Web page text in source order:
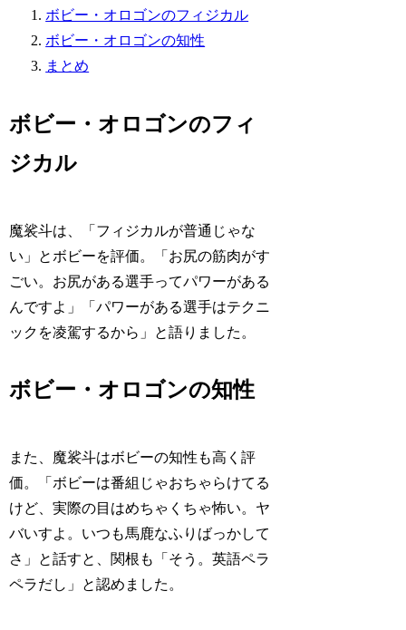
ボビー・オロゴンのフィジカル
ボビー・オロゴンの知性
まとめ
ボビー・オロゴンのフィ
ジカル
魔裟斗は、「フィジカルが普通じゃな
い」とボビーを評価。「お尻の筋肉がす
ごい。お尻がある選手ってパワーがある
んですよ」「パワーがある選手はテクニ
ックを凌駕するから」と語りました。
ボビー・オロゴンの知性
また、魔裟斗はボビーの知性も高く評
価。「ボビーは番組じゃおちゃらけてる
けど、実際の目はめちゃくちゃ怖い。ヤ
バいすよ。いつも馬鹿なふりばっかして
さ」と話すと、関根も「そう。英語ペラ
ペラだし」と認めました。